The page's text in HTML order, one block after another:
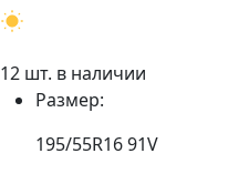
12 шт. в наличии
Размер:
195/55R16 91V